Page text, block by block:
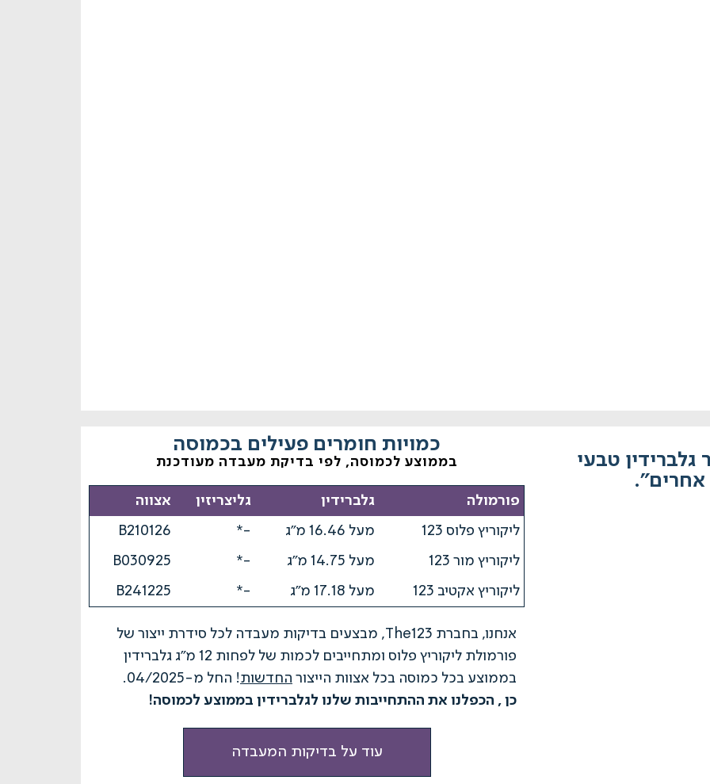
גלברידין טבעי
כמויות חומרים פעילים בכמוסה
בממוצע לכמוסה, לפי בדיקת מעבדה מעודכנת
פורמולה גלברידין גליצריזין אצווה
ליקוריץ פלוס 123 מעל 16.46 מ"ג -*
B210126
ליקוריץ מור 123 מעל 14.75 מ"ג -*
B030925
ליקוריץ אקטיב 123 מעל 17.18 מ"ג -*
B241225
אנחנו, בחברת The123, מבצעים בדיקות מעבדה לכל סידרת ייצור של
פורמולת ליקוריץ פלוס ומתחייבים לכמות של לפחות 12 מ"ג גלברידין
בממוצע בכל כמוסה בכל אצוות הייצור החדשות! החל מ-04/2025.
כן , הכפלנו את ההתחייבות שלנו לגלברידין בממוצע לכמוסה!
עוד על בדיקות המעבדה